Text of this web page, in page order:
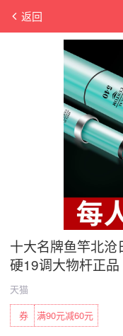
返回
十大名牌鱼竿北
硬19调大物杆正品
天猫
满90元减60元
券